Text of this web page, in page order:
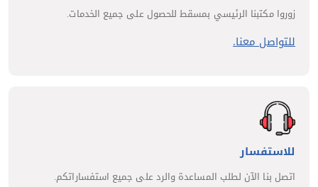
زوروا مكتبنا الرئيسي بمسقط للحصول على جميع الخدمات.
للتواصل معنا.
للاستفسار
اتصل بنا الآن لطلب المساعدة والرد على جميع استفساراتكم.